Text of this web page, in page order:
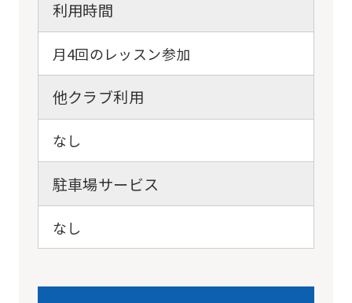
利用時間
月4回のレッスン参加
他クラブ利用
なし
駐車場サービス
なし